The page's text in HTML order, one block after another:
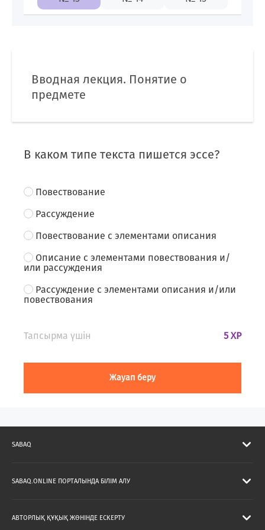
Вводная лекция. Понятие о
предмете
В каком типе текста пишется эссе?
Повествование
Рассуждение
Повествование с элементами описания
Описание с элементами повествования и/
или рассуждения
Рассуждение с элементами описания и/или
повествования
Тапсырма үшін 5 XP
Жауап беру
SABAQ
SABAQ.ONLINE ПОРТАЛЫНДА БІЛІМ АЛУ
АВТОРЛЫҚ ҚҰҚЫҚ ЖӨНІНДЕ ЕСКЕРТУ